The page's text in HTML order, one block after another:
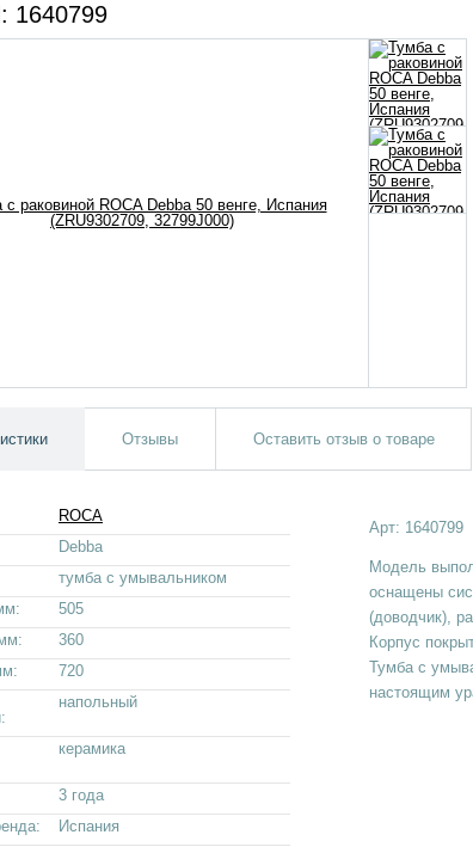
1640799
Отзывы Оставить отзыв о товаре
ROCA
Debba
тумба с умывальником
505
360
720
напольный
керамика
3 года
Испания
Арт: 1640799
Модель
оснащены
(доводчик),
Корпус
Тумба с
настоящим